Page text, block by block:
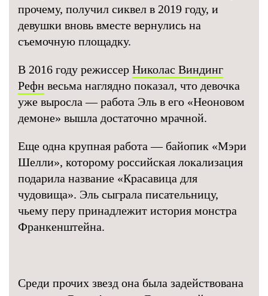
прочему, получил сиквел в 2019 году, и
девушки вновь вместе вернулись на
съемочную площадку.
В 2016 году режиссер Николас Виндинг
Рефн весьма наглядно показал, что девочка
уже выросла — работа Эль в его «Неоновом
демоне» вышла достаточно мрачной.
Еще одна крупная работа — байопик «Мэри
Шелли», которому российская локализация
подарила название «Красавица для
чудовища». Эль сыграла писательницу,
чьему перу принадлежит история монстра
Франкенштейна.
Среди прочих звезд она была задействована